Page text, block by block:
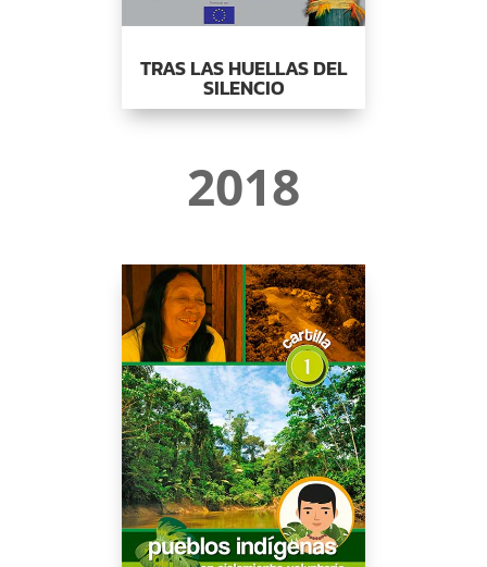
TRAS LAS HUELLAS DEL
SILENCIO
2018